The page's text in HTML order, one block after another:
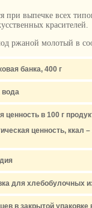
при выпечке всех
красителей.
ржаной молотый в
банка, 400 г
вода
ценность в 100 г
ценность, ккал –
для хлебобулочных
в закрытой